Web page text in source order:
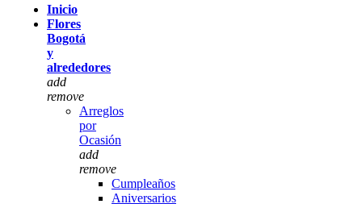
Inicio
Flores
Bogotá
y
alrededores
add
remove
Arreglos
por
Ocasión
add
remove
Cumpleaños
Aniversarios